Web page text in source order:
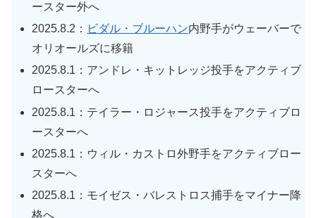
ースター外へ
2025.8.2： ビダル・ブルーハン内野手がウェーバーで
オリオールズに移籍
2025.8.1：アンドレ・キットレッジ投手をアクティブ
ロースターへ
2025.8.1：テイラー・ロジャース投手をアクティブロ
ースターへ
2025.8.1：ウィル・カストロ外野手をアクティブロー
スターへ
2025.8.1：モイゼス・バレストロス捕手をマイナー降
格へ